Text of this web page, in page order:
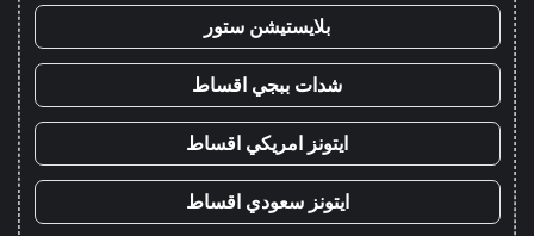
بلايستيشن ستور
شدات ببجي اقساط
ايتونز امريكي اقساط
ايتونز سعودي اقساط